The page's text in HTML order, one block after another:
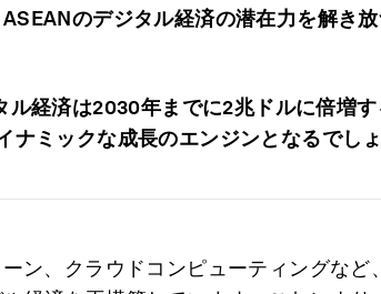
のデジタル経済の潜在力を解き
ル経済は2030年までに2兆ドルに倍増
ナミックな成長のエンジンとなるでしょ
ン、クラウドコンピューティングなど